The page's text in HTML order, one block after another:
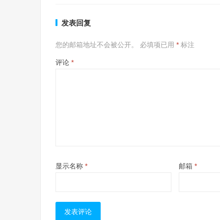
发表回复
您的邮箱地址不会被公开。 必填项已用 * 标注
评论 *
显示名称 * 邮箱 *